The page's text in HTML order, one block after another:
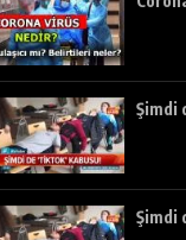
Şimdi
Şimdi